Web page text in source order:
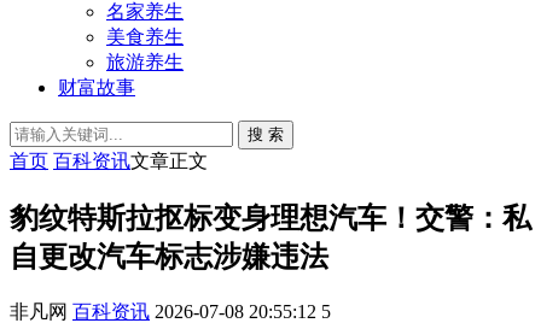
名家养生
美食养生
旅游养生
财富故事
搜 索
首页 百科资讯文章正文
豹纹特斯拉抠标变身理想汽车！交警：私
自更改汽车标志涉嫌违法
非凡网 百科资讯 2026-07-08 20:55:12 5